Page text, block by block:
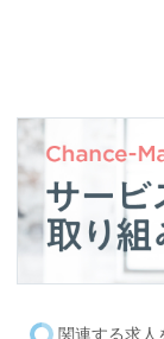
関連する求人